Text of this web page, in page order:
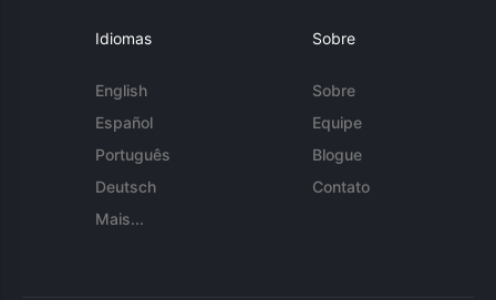
Idiomas
English
Español
Português
Deutsch
Mais...
Sobre
Sobre
Equipe
Blogue
Contato